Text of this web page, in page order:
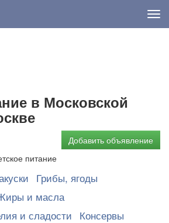
в Московской
Добавить объявление
питание
Грибы, ягоды
и масла
и сладости Консервы